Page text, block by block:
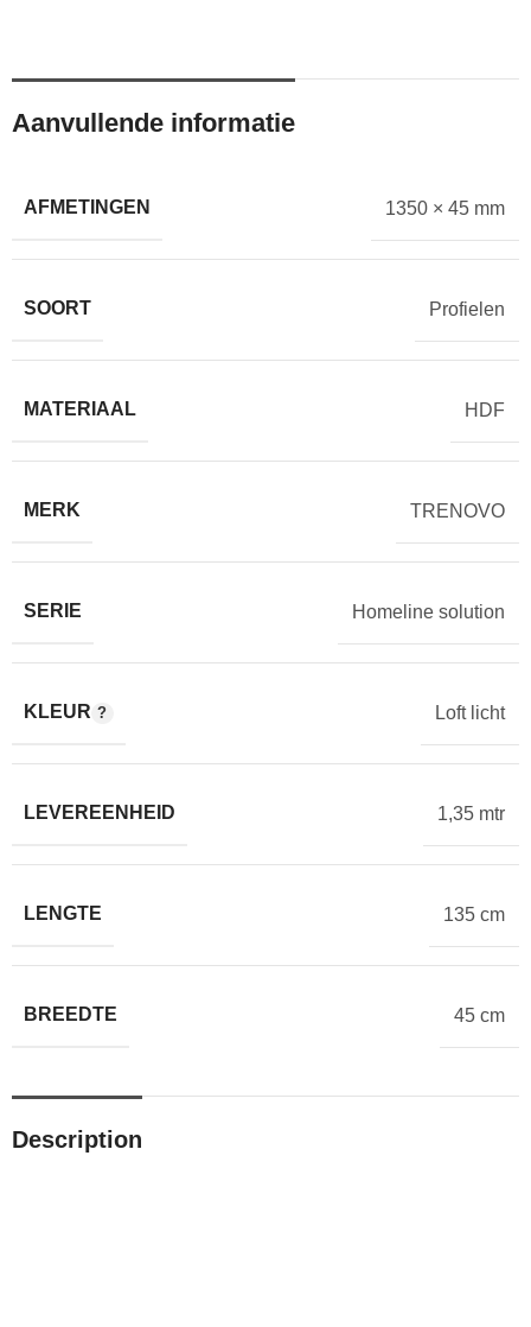
Aanvullende informatie
AFMETINGEN 1350 × 45 mm
SOORT Profielen
MATERIAAL HDF
MERK TRENOVO
SERIE Homeline solution
KLEUR Loft licht
LEVEREENHEID 1,35 mtr
LENGTE 135 cm
BREEDTE 45 cm
Description